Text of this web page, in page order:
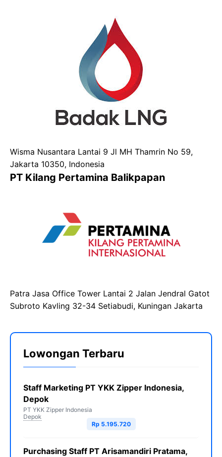
Wisma Nusantara Lantai 9 Jl MH Thamrin No 59,
Jakarta 10350, Indonesia
PT Kilang Pertamina Balikpapan
Patra Jasa Office Tower Lantai 2 Jalan Jendral Gatot
Subroto Kavling 32-34 Setiabudi, Kuningan Jakarta
Lowongan Terbaru
Staff Marketing PT YKK Zipper Indonesia,
Depok
PT YKK Zipper Indonesia
Depok
Rp 5.195.720
Purchasing Staff PT Arisamandiri Pratama,